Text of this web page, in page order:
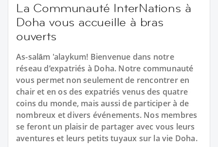
La Communauté InterNations à
Doha vous accueille à bras
ouverts
As-salām 'alaykum! Bienvenue dans notre
réseau d’expatriés à Doha. Notre communauté
vous permet non seulement de rencontrer en
chair et en os des expatriés venus des quatre
coins du monde, mais aussi de participer à de
nombreux et divers événements. Nos membres
se feront un plaisir de partager avec vous leurs
aventures et leurs petits tuyaux sur la vie Doha.